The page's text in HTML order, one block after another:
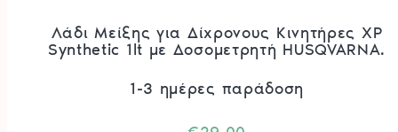
Λάδι Μείξης για Δίχρονους Κινητήρες XP
Synthetic 1lt με Δοσομετρητή HUSQVARNA.
1-3 ημέρες παράδοση